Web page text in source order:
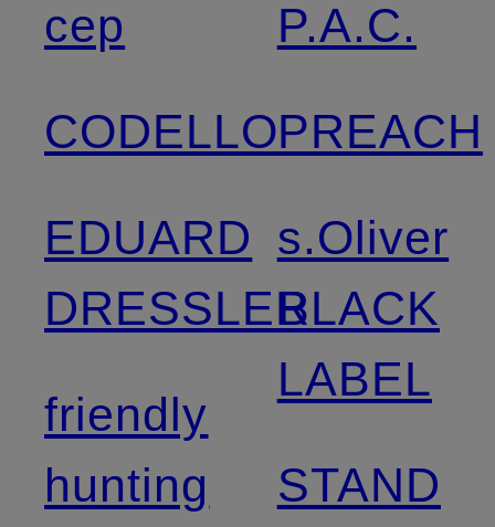
cep
CODELLO
EDUARD
DRESSLER
friendly
hunting
P.A.C.
PREACH
s.Oliver
BLACK
LABEL
STAND